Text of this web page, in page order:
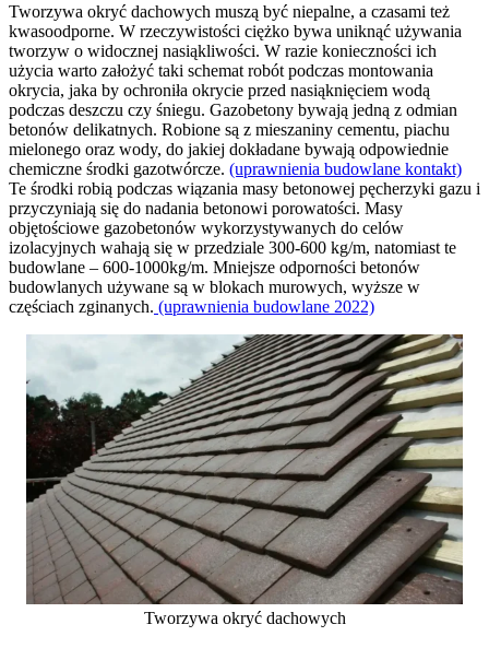
Tworzywa okryć dachowych muszą być niepalne, a czasami też
kwasoodporne. W rzeczywistości ciężko bywa uniknąć używania
tworzyw o widocznej nasiąkliwości. W razie konieczności ich
użycia warto założyć taki schemat robót podczas montowania
okrycia, jaka by ochroniła okrycie przed nasiąknięciem wodą
podczas deszczu czy śniegu. Gazobetony bywają jedną z odmian
betonów delikatnych. Robione są z mieszaniny cementu, piachu
mielonego oraz wody, do jakiej dokładane bywają odpowiednie
chemiczne środki gazotwórcze. (uprawnienia budowlane kontakt)
Te środki robią podczas wiązania masy betonowej pęcherzyki gazu i
przyczyniają się do nadania betonowi porowatości. Masy
objętościowe gazobetonów wykorzystywanych do celów
izolacyjnych wahają się w przedziale 300-600 kg/m, natomiast te
budowlane – 600-1000kg/m. Mniejsze odporności betonów
budowlanych używane są w blokach murowych, wyższe w
częściach zginanych. (uprawnienia budowlane 2022)
Tworzywa okryć dachowych